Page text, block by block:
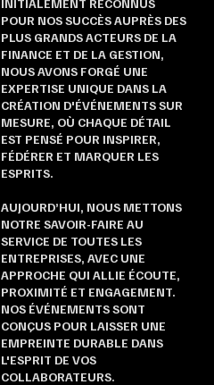
INITIALEMENT RECONNUS
POUR NOS SUCCÈS AUPRÈS DES
PLUS GRANDS ACTEURS DE LA
FINANCE ET DE LA GESTION,
NOUS AVONS FORGÉ UNE
EXPERTISE UNIQUE DANS LA
CRÉATION D'ÉVÉNEMENTS SUR
MESURE, OÙ CHAQUE DÉTAIL
EST PENSÉ POUR INSPIRER,
FÉDÉRER ET MARQUER LES
ESPRITS.
AUJOURD’HUI, NOUS METTONS
NOTRE SAVOIR-FAIRE AU
SERVICE DE TOUTES LES
ENTREPRISES, AVEC UNE
APPROCHE QUI ALLIE ÉCOUTE,
PROXIMITÉ ET ENGAGEMENT.
NOS ÉVÉNEMENTS SONT
CONÇUS POUR LAISSER UNE
EMPREINTE DURABLE DANS
L'ESPRIT DE VOS
COLLABORATEURS.